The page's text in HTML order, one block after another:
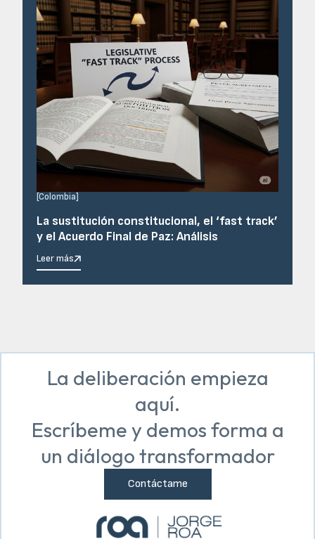
[Colombia]
La sustitución constitucional, el ‘fast track’
y el Acuerdo Final de Paz: Análisis
Leer más
La deliberación empieza
aquí.
Escríbeme y demos forma a
un diálogo transformador
Contáctame